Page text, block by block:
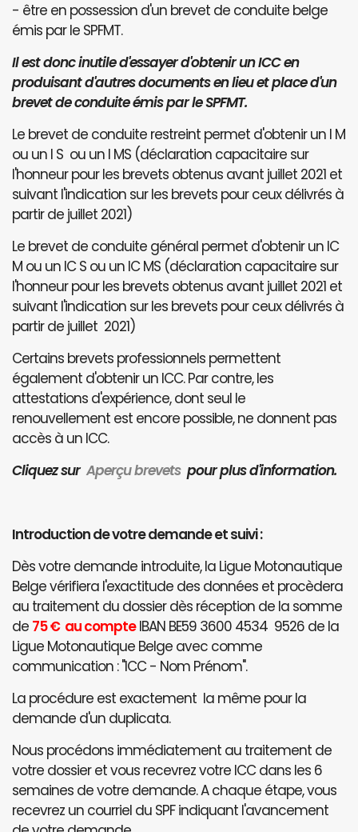
- être en possession d'un brevet de conduite belge
émis par le SPFMT.
Il est donc inutile d'essayer d'obtenir un ICC en
produisant d'autres documents en lieu et place d'un
brevet de conduite émis par le SPFMT.
Le brevet de conduite restreint permet d'obtenir un I M
ou un I S ou un I MS (déclaration capacitaire sur
l'honneur pour les brevets obtenus avant juillet 2021 et
suivant l'indication sur les brevets pour ceux délivrés à
partir de juillet 2021)
Le brevet de conduite général permet d'obtenir un IC
M ou un IC S ou un IC MS (déclaration capacitaire sur
l'honneur pour les brevets obtenus avant juillet 2021 et
suivant l'indication sur les brevets pour ceux délivrés à
partir de juillet 2021)
Certains brevets professionnels permettent
également d'obtenir un ICC. Par contre, les
attestations d'expérience, dont seul le
renouvellement est encore possible, ne donnent pas
accès à un ICC.
Cliquez surAperçu brevets pour plus d'information.
Introduction de votre demande et suivi :
Dès votre demande introduite, la Ligue Motonautique
Belge vérifiera l'exactitude des données et procèdera
au traitement du dossier dès réception de la somme
de 75 € au compteIBAN BE59 3600 4534 9526 de la
Ligue Motonautique Belge avec comme
communication : "ICC - Nom Prénom".
La procédure est exactement la même pour la
demande d'un duplicata.
Nous procédons immédiatement au traitement de
votre dossier et vous recevrez votre ICC dans les 6
semaines de votre demande. A chaque étape, vous
recevrez un courriel du SPF indiquant l'avancement